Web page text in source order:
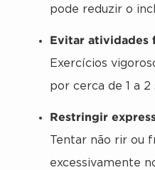
pode reduzir o
Evitar atividades
Exercícios
por cerca de 1 a 2
Restringir
Tentar não rir ou
excessivamente